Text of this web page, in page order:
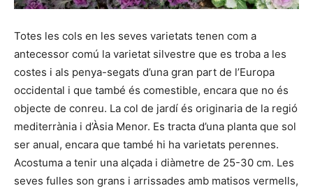
Totes les cols en les seves varietats tenen com a
antecessor comú la varietat silvestre que es troba a les
costes i als penya-segats d’una gran part de l’Europa
occidental i que també és comestible, encara que no és
objecte de conreu. La col de jardí és originaria de la regió
mediterrània i d’Àsia Menor. Es tracta d’una planta que sol
ser anual, encara que també hi ha varietats perennes.
Acostuma a tenir una alçada i diàmetre de 25-30 cm. Les
seves fulles son grans i arrissades amb matisos vermells,